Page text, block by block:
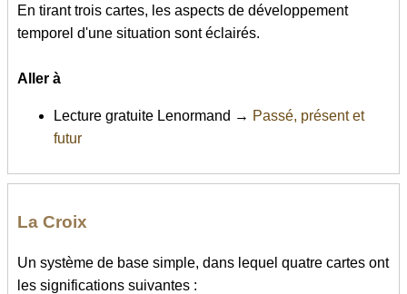
En tirant trois cartes, les aspects de développement
temporel d'une situation sont éclairés.
Aller à
Lecture gratuite Lenormand → Passé, présent et
futur
La Croix
Un système de base simple, dans lequel quatre cartes ont
les significations suivantes :